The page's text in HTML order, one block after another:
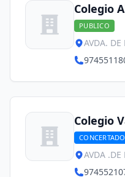
Colegio
PUBLICO
Colegio
CONCERTADO